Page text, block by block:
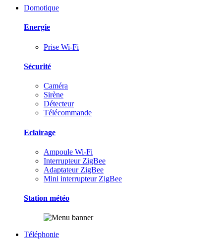
Domotique
Energie
Prise Wi-Fi
Sécurité
Caméra
Sirène
Détecteur
Télécommande
Eclairage
Ampoule Wi-Fi
Interrupteur ZigBee
Adaptateur ZigBee
Mini interrupteur ZigBee
Station météo
Téléphonie